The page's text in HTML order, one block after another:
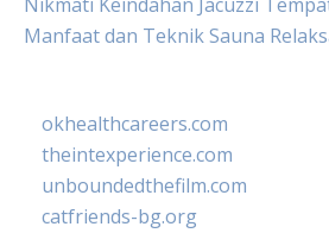
Manfaat dan Teknik Sauna
okhealthcareers.com
theintexperience.com
unboundedthefilm.com
catfriends-bg.org